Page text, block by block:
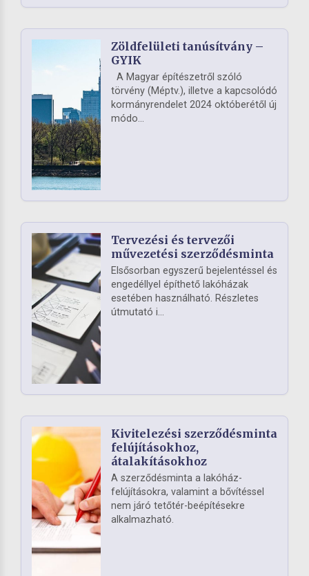
Zöldfelületi tanúsítvány –
GYIK
A Magyar építészetről szóló
törvény (Méptv.), illetve a kapcsolódó
kormányrendelet 2024 októberétől új
módo...
Tervezési és tervezői
művezetési szerződésminta
Elsősorban egyszerű bejelentéssel és
engedéllyel építhető lakóházak
esetében használható. Részletes
útmutató i...
Kivitelezési szerződésminta
felújításokhoz,
átalakításokhoz
A szerződésminta a lakóház-
felújításokra, valamint a bővítéssel
nem járó tetőtér-beépítésekre
alkalmazható.